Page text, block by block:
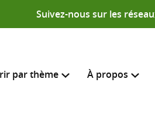
Suivez-nous sur les
par thème À propos